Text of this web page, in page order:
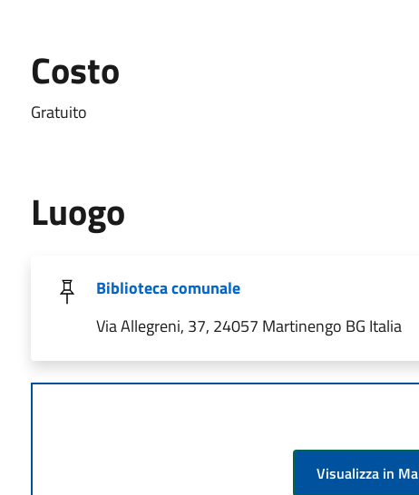
Costo
Gratuito
Luogo
Biblioteca comunale
Via Allegreni, 37, 24057 Martinengo BG Italia
Visualizza in